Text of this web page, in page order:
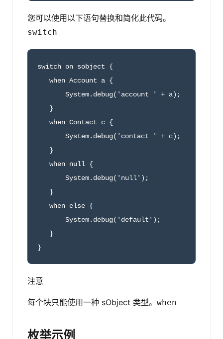
您可以使用以下语句替换和简化此代码。
switch
switch on sobject {
   when Account a {
       System.debug('account ' + a);
   }
   when Contact c {
       System.debug('contact ' + c);
   }
   when null {
       System.debug('null');
   }
   when else {
       System.debug('default');
   }
}
注意
每个块只能使用一种 sObject 类型。 when
枚举示例